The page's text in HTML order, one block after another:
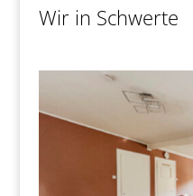
Wir in Schwerte